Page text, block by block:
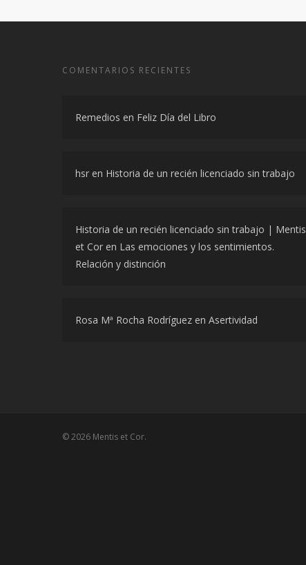
COMENTARIOS RECIENTES
Remedios en Feliz Día del Libro
hsr en Historia de un recién licenciado sin trabajo
Historia de un recién licenciado sin trabajo | Mentis
et Cor en Las emociones y los sentimientos.
Relación y distinción
Rosa Mª Rocha Rodríguez en Asertividad
© 2026 Mentis et Cor.